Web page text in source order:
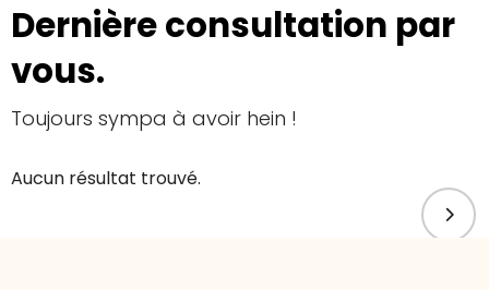
Dernière consultation par
vous.
Toujours sympa à avoir hein !
Aucun résultat trouvé.